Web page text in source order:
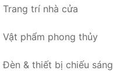
Trang trí nhà cửa
Vật phẩm phong thủy
Đèn & thiết bị chiếu sáng